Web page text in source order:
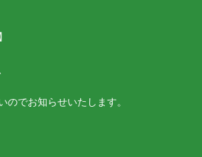
のでお知らせいたします。